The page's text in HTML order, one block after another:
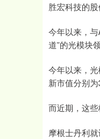
胜宏科技的
今年以来，
道”的光模块
今年以来，
新市值分别
而近期，这
摩根士丹利